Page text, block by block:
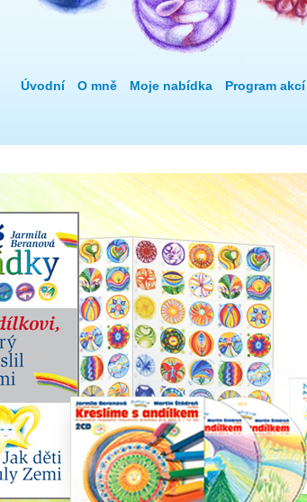
Úvodní O mně Moje nabídka Program akcí